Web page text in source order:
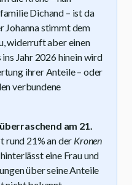
Dichand – ist da
Johanna stimmt dem
widerruft aber einen
Jahr 2026 hinein wird
ihrer Anteile – oder
verbundene
am 21.
rund 21% an der Kronen
eine Frau und
über seine Anteile